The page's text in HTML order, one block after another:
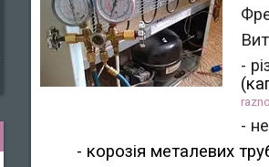
-
-
- корозія металевих